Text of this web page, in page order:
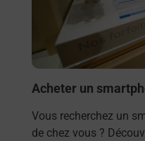
Acheter un
Vous recherchez un
de chez vous ?